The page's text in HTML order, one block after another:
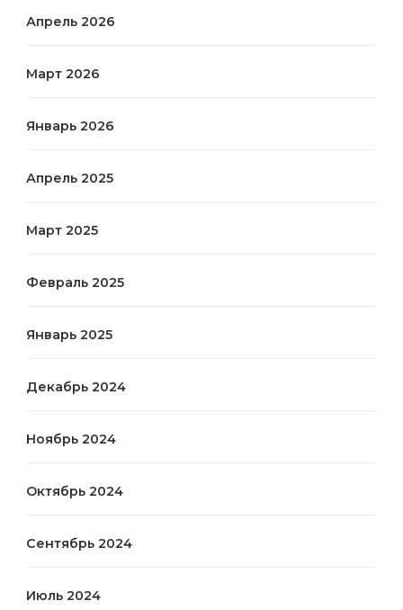
Апрель 2026
Март 2026
Январь 2026
Апрель 2025
Март 2025
Февраль 2025
Январь 2025
Декабрь 2024
Ноябрь 2024
Октябрь 2024
Сентябрь 2024
Июль 2024